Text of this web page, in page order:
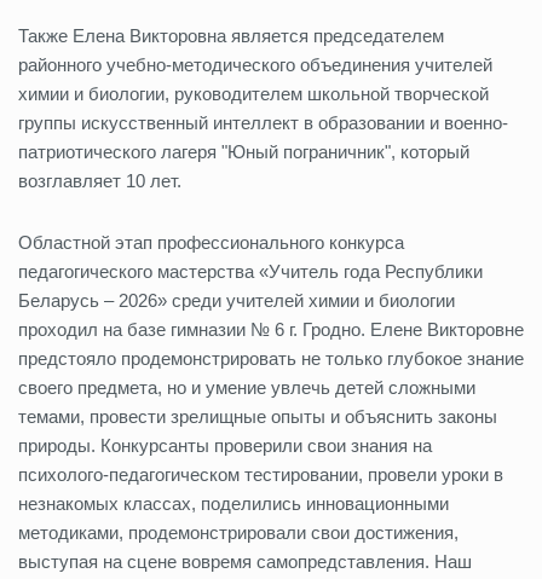
Также Елена Викторовна является председателем
районного учебно-методического объединения учителей
химии и биологии, руководителем школьной творческой
группы искусственный интеллект в образовании и военно-
патриотического лагеря "Юный пограничник", который
возглавляет 10 лет.
Областной этап профессионального конкурса
педагогического мастерства «Учитель года Республики
Беларусь – 2026» среди учителей химии и биологии
проходил на базе гимназии № 6 г. Гродно. Елене Викторовне
предстояло продемонстрировать не только глубокое знание
своего предмета, но и умение увлечь детей сложными
темами, провести зрелищные опыты и объяснить законы
природы. Конкурсанты проверили свои знания на
психолого-педагогическом тестировании, провели уроки в
незнакомых классах, поделились инновационными
методиками, продемонстрировали свои достижения,
выступая на сцене вовремя самопредставления. Наш